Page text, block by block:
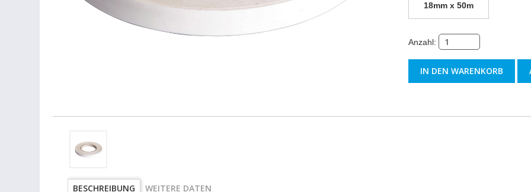
18mm x 50m
Anzahl:
BESCHREIBUNG WEITERE DATEN